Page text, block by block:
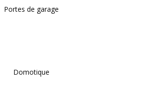
Portes de garage
Domotique